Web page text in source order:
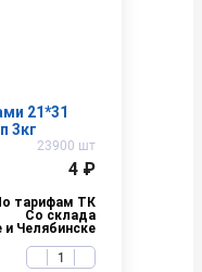
21*31
3кг
23900 шт
4 ₽
тарифам ТК
Со склада
и Челябинске